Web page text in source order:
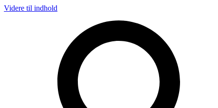
Videre til indhold